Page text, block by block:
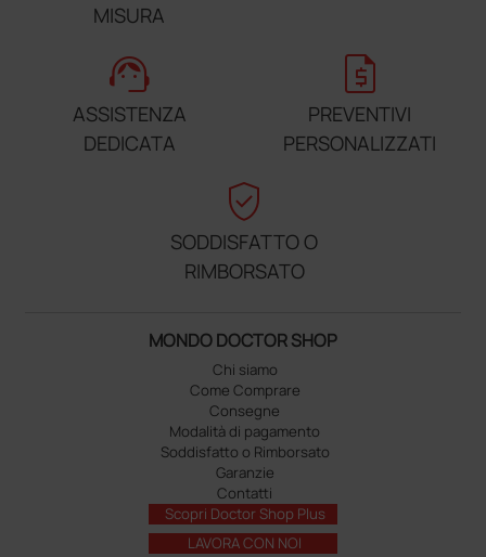
MISURA
support_agent
ASSISTENZA
DEDICATA
request_quote
PREVENTIVI
PERSONALIZZATI
verified_user
SODDISFATTO O
RIMBORSATO
MONDO DOCTOR SHOP
Chi siamo
Come Comprare
Consegne
Modalità di pagamento
Soddisfatto o Rimborsato
Garanzie
Contatti
Scopri Doctor Shop Plus
LAVORA CON NOI